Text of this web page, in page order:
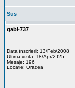
Sus
gabi-737
Data înscrierii: 13/Feb/2008
Ultima vizita: 18/Apr/2025
Mesaje: 196
Locaţie: Oradea